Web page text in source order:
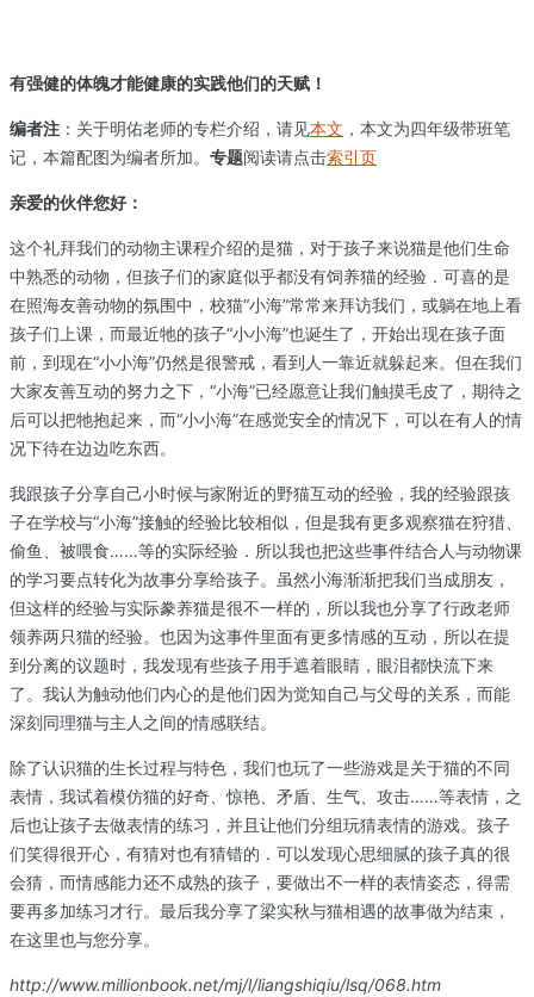
有强健的体魄才能健康的实践他们的天赋！
编者注 ：关于明佑老师的专栏介绍，请见本文 ，本文为四年级带班笔
记，本篇配图为编者所加。 专题阅读请点击索引页
亲爱的伙伴您好：
这个礼拜我们的动物主课程介绍的是猫，对于孩子来说猫是他们生命
中熟悉的动物，但孩子们的家庭似乎都没有饲养猫的经验．可喜的是
在照海友善动物的氛围中，校猫“小海”常常来拜访我们，或躺在地上看
孩子们上课，而最近牠的孩子“小小海”也诞生了，开始出现在孩子面
前，到现在“小小海”仍然是很警戒，看到人一靠近就躲起来。但在我们
大家友善互动的努力之下，“小海”已经愿意让我们触摸毛皮了，期待之
后可以把牠抱起来，而“小小海”在感觉安全的情况下，可以在有人的情
况下待在边边吃东西。
我跟孩子分享自己小时候与家附近的野猫互动的经验，我的经验跟孩
子在学校与“小海”接触的经验比较相似，但是我有更多观察猫在狩猎、
偷鱼、被喂食……等的实际经验．所以我也把这些事件结合人与动物课
的学习要点转化为故事分享给孩子。虽然小海渐渐把我们当成朋友，
但这样的经验与实际豢养猫是很不一样的，所以我也分享了行政老师
领养两只猫的经验。也因为这事件里面有更多情感的互动，所以在提
到分离的议题时，我发现有些孩子用手遮着眼睛，眼泪都快流下来
了。我认为触动他们内心的是他们因为觉知自己与父母的关系，而能
深刻同理猫与主人之间的情感联结。
除了认识猫的生长过程与特色，我们也玩了一些游戏是关于猫的不同
表情，我试着模仿猫的好奇、惊艳、矛盾、生气、攻击……等表情，之
后也让孩子去做表情的练习，并且让他们分组玩猜表情的游戏。孩子
们笑得很开心，有猜对也有猜错的．可以发现心思细腻的孩子真的很
会猜，而情感能力还不成熟的孩子，要做出不一样的表情姿态，得需
要再多加练习才行。最后我分享了梁实秋与猫相遇的故事做为结束，
在这里也与您分享。
http://www.millionbook.net/mj/l/liangshiqiu/lsq/068.htm